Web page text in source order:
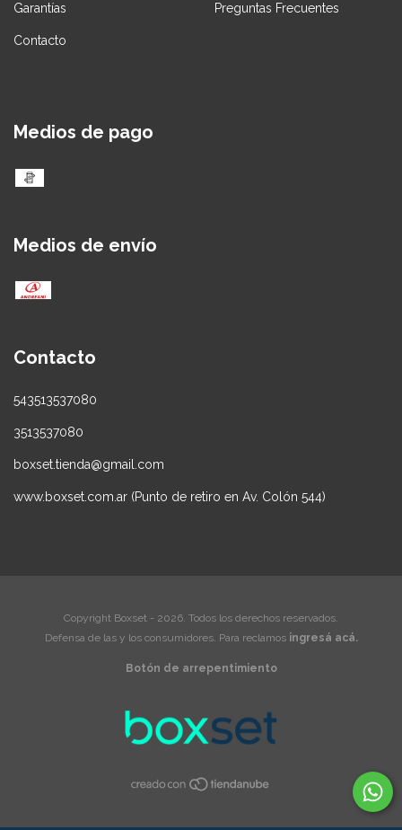
Garantías Preguntas Frecuentes
Contacto
Medios de pago
Medios de envío
Contacto
543513537080
3513537080
boxset.tienda@gmail.com
www.boxset.com.ar (Punto de retiro en Av. Colón 544)
Copyright Boxset - 2026. Todos los derechos reservados.
Defensa de las y los consumidores. Para reclamos ingresá acá.
Botón de arrepentimiento